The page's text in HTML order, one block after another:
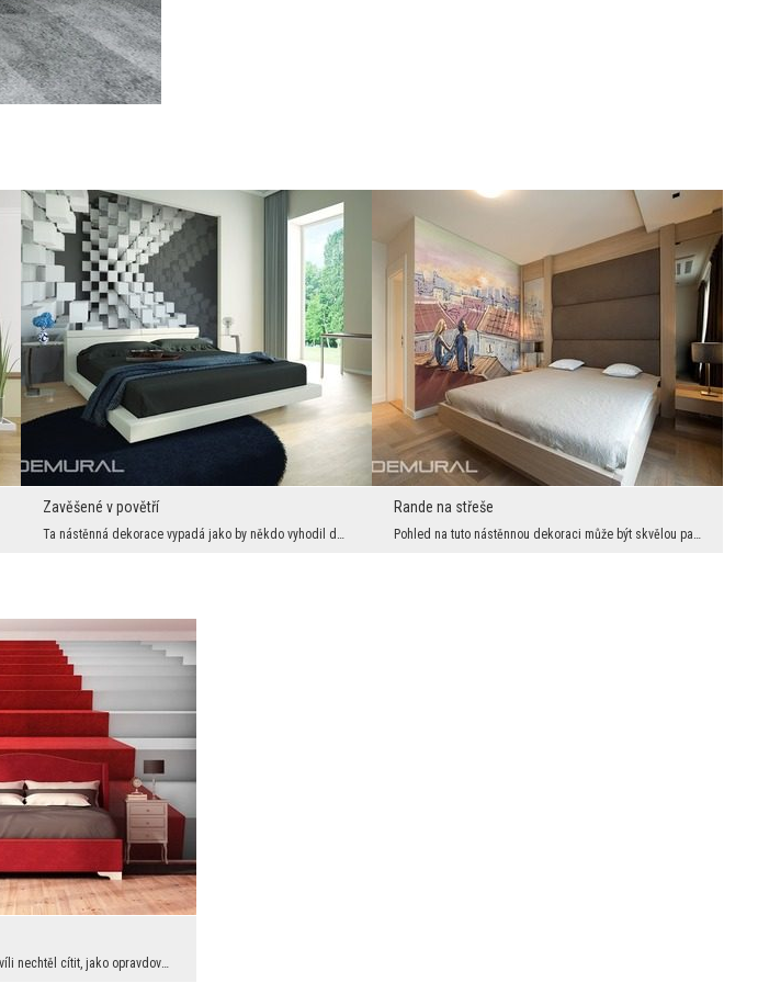
Zavěšené v povětří
Ta nástěnná dekorace vypadá jako by někdo vyhodil do vzduchu velké množství kostek a zastavil čas...
Rande na střeše
Pohled na tuto nástěnnou dekoraci může být skvělou památkou a zároveň může přivolávat vzpomínky p...
Kdo by se alespoň na chvíli nechtěl cítit, jako opravdová hvězda Hollywood? Díky této dekoraci na...